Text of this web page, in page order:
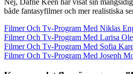
Nej, Dafne Keen har visat sin
både fantasyfilmer och mer realistiska
Filmer Och Tv-Program Med Niklas
Filmer Och Tv-Program Med Larisa
Filmer Och Tv-Program Med Sofia
Filmer Och Tv-Program Med Joseph